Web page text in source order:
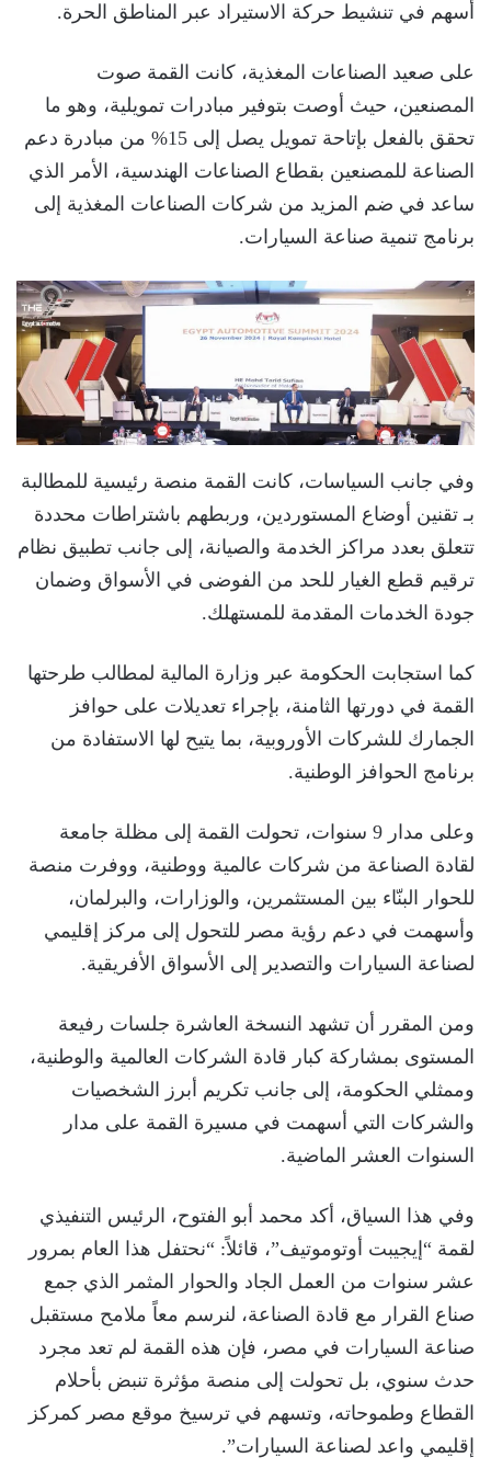
أسهم في تنشيط حركة الاستيراد عبر المناطق الحرة.
على صعيد الصناعات المغذية، كانت القمة صوت
المصنعين، حيث أوصت بتوفير مبادرات تمويلية، وهو ما
تحقق بالفعل بإتاحة تمويل يصل إلى 15% من مبادرة دعم
الصناعة للمصنعين بقطاع الصناعات الهندسية، الأمر الذي
ساعد في ضم المزيد من شركات الصناعات المغذية إلى
برنامج تنمية صناعة السيارات.
وفي جانب السياسات، كانت القمة منصة رئيسية للمطالبة
بـ تقنين أوضاع المستوردين، وربطهم باشتراطات محددة
تتعلق بعدد مراكز الخدمة والصيانة، إلى جانب تطبيق نظام
ترقيم قطع الغيار للحد من الفوضى في الأسواق وضمان
جودة الخدمات المقدمة للمستهلك.
كما استجابت الحكومة عبر وزارة المالية لمطالب طرحتها
القمة في دورتها الثامنة، بإجراء تعديلات على حوافز
الجمارك للشركات الأوروبية، بما يتيح لها الاستفادة من
برنامج الحوافز الوطنية.
وعلى مدار 9 سنوات، تحولت القمة إلى مظلة جامعة
لقادة الصناعة من شركات عالمية ووطنية، ووفرت منصة
للحوار البنّاء بين المستثمرين، والوزارات، والبرلمان،
وأسهمت في دعم رؤية مصر للتحول إلى مركز إقليمي
لصناعة السيارات والتصدير إلى الأسواق الأفريقية.
ومن المقرر أن تشهد النسخة العاشرة جلسات رفيعة
المستوى بمشاركة كبار قادة الشركات العالمية والوطنية،
وممثلي الحكومة، إلى جانب تكريم أبرز الشخصيات
والشركات التي أسهمت في مسيرة القمة على مدار
السنوات العشر الماضية.
وفي هذا السياق، أكد محمد أبو الفتوح، الرئيس التنفيذي
لقمة “إيجيبت أوتوموتيف”، قائلاً: “نحتفل هذا العام بمرور
عشر سنوات من العمل الجاد والحوار المثمر الذي جمع
صناع القرار مع قادة الصناعة، لنرسم معاً ملامح مستقبل
صناعة السيارات في مصر، فإن هذه القمة لم تعد مجرد
حدث سنوي، بل تحولت إلى منصة مؤثرة تنبض بأحلام
القطاع وطموحاته، وتسهم في ترسيخ موقع مصر كمركز
إقليمي واعد لصناعة السيارات”.